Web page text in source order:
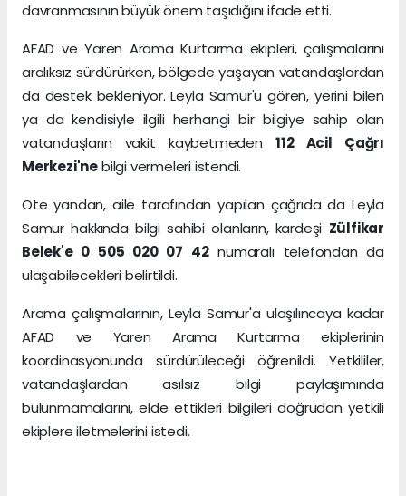
davranmasının büyük önem taşıdığını ifade etti.
AFAD ve Yaren Arama Kurtarma ekipleri, çalışmalarını
aralıksız sürdürürken, bölgede yaşayan vatandaşlardan
da destek bekleniyor. Leyla Samur'u gören, yerini bilen
ya da kendisiyle ilgili herhangi bir bilgiye sahip olan
vatandaşların vakit kaybetmeden 112 Acil Çağrı
Merkezi'nebilgi vermeleri istendi.
Öte yandan, aile tarafından yapılan çağrıda da Leyla
Samur hakkında bilgi sahibi olanların, kardeşi Zülfikar
Belek'e 0 505 020 07 42numaralı telefondan da
ulaşabilecekleri belirtildi.
Arama çalışmalarının, Leyla Samur'a ulaşılıncaya kadar
AFAD ve Yaren Arama Kurtarma ekiplerinin
koordinasyonunda sürdürüleceği öğrenildi. Yetkililer,
vatandaşlardan asılsız bilgi paylaşımında
bulunmamalarını, elde ettikleri bilgileri doğrudan yetkili
ekiplere iletmelerini istedi.